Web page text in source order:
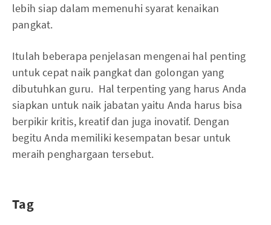
lebih siap dalam memenuhi syarat kenaikan
pangkat.
Itulah beberapa penjelasan mengenai hal penting
untuk cepat naik pangkat dan golongan yang
dibutuhkan guru. Hal terpenting yang harus Anda
siapkan untuk naik jabatan yaitu Anda harus bisa
berpikir kritis, kreatif dan juga inovatif. Dengan
begitu Anda memiliki kesempatan besar untuk
meraih penghargaan tersebut.
Tag